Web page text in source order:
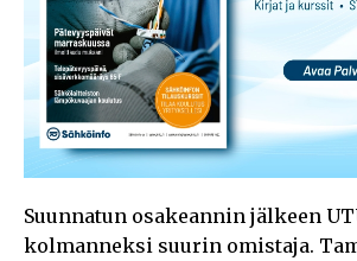
Suunnatun osakeannin jälkeen
kolmanneksi suurin omistaja.